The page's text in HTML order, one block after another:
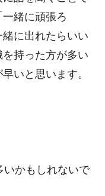
緒に頑張ろ
に出れたらいい
持った方が多い
いと思います。
いかもしれないで